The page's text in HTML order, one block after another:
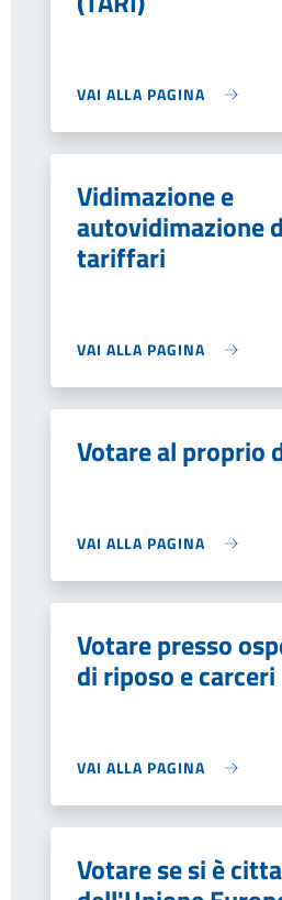
VAI ALLA PAGINA
Vidimazione e
autovidimazione
tariffari
VAI ALLA PAGINA
Votare al proprio
VAI ALLA PAGINA
Votare presso
di riposo e carceri
VAI ALLA PAGINA
Votare se si è